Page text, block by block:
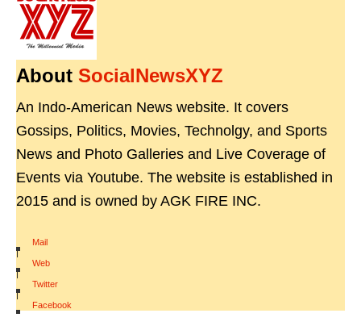
About SocialNewsXYZ
An Indo-American News website. It covers
Gossips, Politics, Movies, Technolgy, and Sports
News and Photo Galleries and Live Coverage of
Events via Youtube. The website is established in
2015 and is owned by AGK FIRE INC.
Mail
|
Web
|
Twitter
|
Facebook